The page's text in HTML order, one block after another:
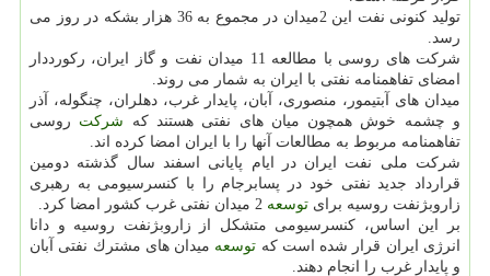
تولید كنونی نفت این 2میدان در مجموع به 36 هزار بشكه در روز می
رسد.
شركت های روسی با مطالعه 11 میدان نفت و گاز ایران، ركورددار
امضای تفاهمنامه نفتی با ایران به شمار می روند.
میدان های آبتیمور، منصوری، آبان، پایدار غرب، دهلران، چنگوله، آذر
و چشمه خوش همچون میان های نفتی هستند كه شركت روسی
تفاهمنامه مربوط به مطالعات آنها را با ایران امضا كرده اند.
شركت ملی نفت ایران در ایام پایانی اسفند سال گذشته دومین
قرارداد جدید نفتی خود در پسابرجام را با كنسرسیومی به رهبری
زاروبژنفت روسیه برای توسعه
بر این اساس، كنسرسیومی متشكل از زاروبژنفت روسیه و دانا
انرژی ایران قرار شده است كه توسعه میدان های مشترك نفتی آبان
و پایدار غرب را انجام دهند.